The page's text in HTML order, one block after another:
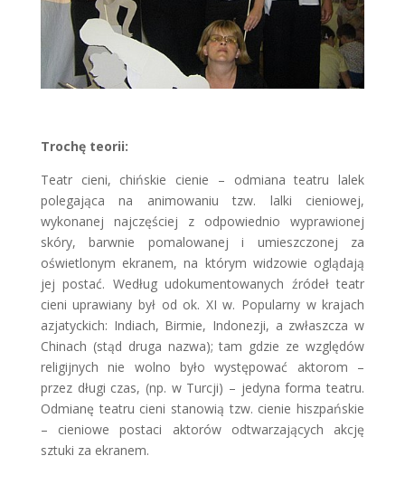
Trochę teorii:
Teatr cieni, chińskie cienie – odmiana teatru lalek
polegająca na animowaniu tzw. lalki cieniowej,
wykonanej najczęściej z odpowiednio wyprawionej
skóry, barwnie pomalowanej i umieszczonej za
oświetlonym ekranem, na którym widzowie oglądają
jej postać. Według udokumentowanych źródeł teatr
cieni uprawiany był od ok. XI w. Popularny w krajach
azjatyckich: Indiach, Birmie, Indonezji, a zwłaszcza w
Chinach (stąd druga nazwa); tam gdzie ze względów
religijnych nie wolno było występować aktorom –
przez długi czas, (np. w Turcji) – jedyna forma teatru.
Odmianę teatru cieni stanowią tzw. cienie hiszpańskie
– cieniowe postaci aktorów odtwarzających akcję
sztuki za ekranem.